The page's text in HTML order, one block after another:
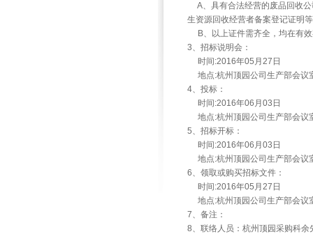
A、具有合法经营的废品回收
生资源回收经营者备案登记证明
B、以上证件需齐全，均在有
3、招标说明会：
时间 :2016年05 月 27 日
地点:杭州顶园公司生产部会议
4、投标：
时间 :2016年06 月 03 日
地点:杭州顶园公司生产部会议
5、招标开标：
时间 :2016年06 月 03 日
地点:杭州顶园公司生产部会议
6、领取或购买招标文件：
时间 :2016年05 月 27 日
地点:杭州顶园公司生产部会议
7、备注：
8、联络人员：杭州顶园采购科余